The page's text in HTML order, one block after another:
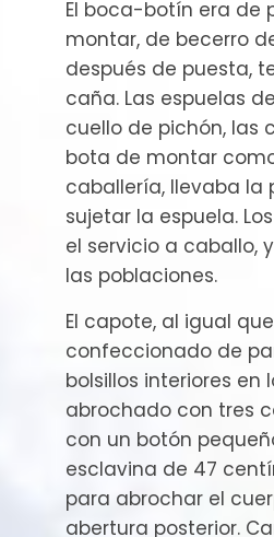
El boca-botín era de
montar, de becerro
después de puesta,
caña. Las espuelas
cuello de pichón, las
bota de montar
caballería, llevaba la
sujetar la espuela.
el servicio a caballo,
las poblaciones.
El capote, al igual
confeccionado de
bolsillos interiores en
abrochado con tres
con un botón
esclavina de 47
para abrochar el
abertura posterior.